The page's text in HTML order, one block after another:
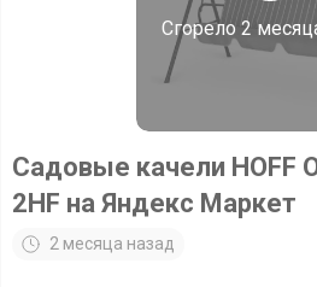
Сгорело 2
Садовые качели HOFF
2HF на Яндекс Маркет
2 месяца назад